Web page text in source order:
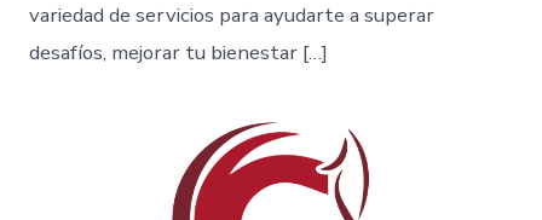
variedad de servicios para ayudarte a superar
desafíos, mejorar tu bienestar […]